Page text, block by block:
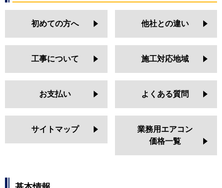
初めての方へ 他社との違い
工事について 施工対応地域
お支払い よくある質問
サイトマップ
業務用エアコン
価格一覧